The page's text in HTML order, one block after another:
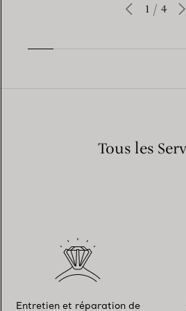
1 / 4
Tous les
Entretien et réparation de